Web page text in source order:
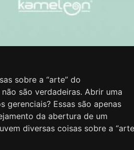
sobre a “arte” do
são verdadeiras. Abrir uma
gerenciais? Essas são apenas
da abertura de um
diversas coisas sobre a